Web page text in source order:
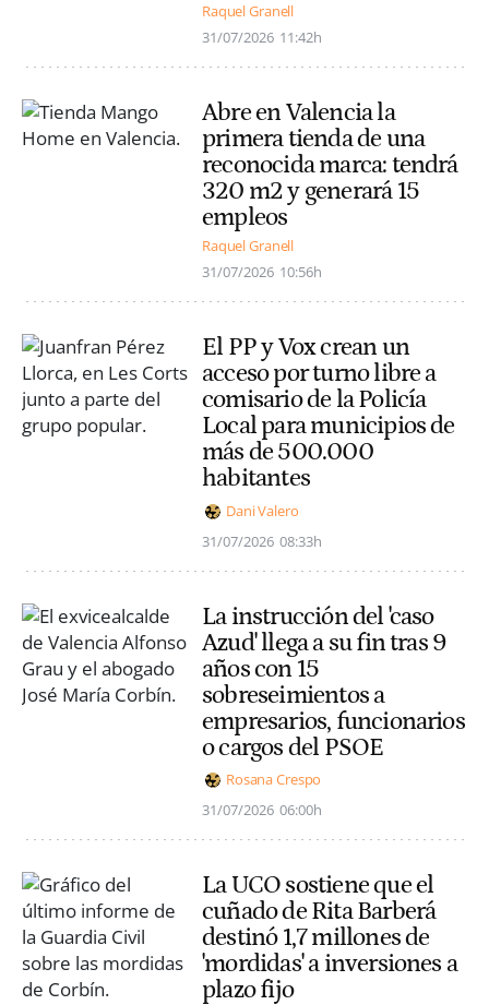
Raquel Granell
31/07/2026 11:42h
Abre en Valencia la
primera tienda de una
reconocida marca: tendrá
320 m2 y generará 15
empleos
Raquel Granell
31/07/2026 10:56h
El PP y Vox crean un
acceso por turno libre a
comisario de la Policía
Local para municipios de
más de 500.000
habitantes
Dani Valero
31/07/2026 08:33h
La instrucción del 'caso
Azud' llega a su fin tras 9
años con 15
sobreseimientos a
empresarios, funcionarios
o cargos del PSOE
Rosana Crespo
31/07/2026 06:00h
La UCO sostiene que el
cuñado de Rita Barberá
destinó 1,7 millones de
'mordidas' a inversiones a
plazo fijo